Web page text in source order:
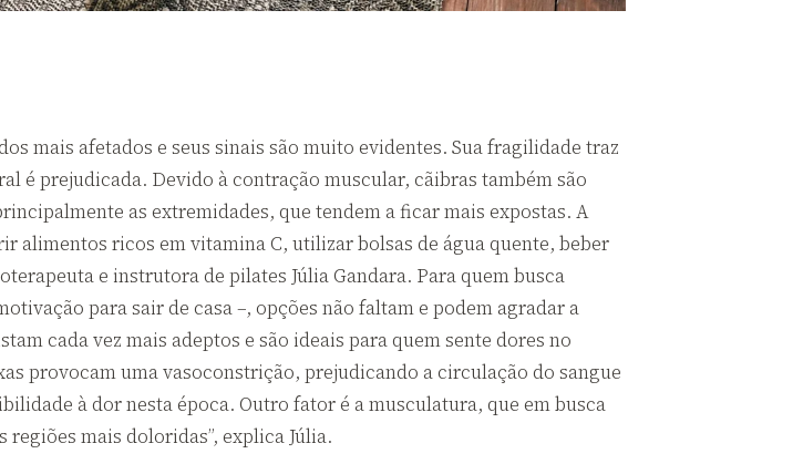
mais afetados e seus sinais são muito evidentes. Sua fragilidade traz
é prejudicada. Devido à contração muscular, cãibras também são
as extremidades, que tendem a ficar mais expostas. A
alimentos ricos em vitamina C, utilizar bolsas de água quente, beber
e instrutora de pilates Júlia Gandara. Para quem busca
para sair de casa –, opções não faltam e podem agradar a
cada vez mais adeptos e são ideais para quem sente dores no
provocam uma vasoconstrição, prejudicando a circulação do sangue
à dor nesta época. Outro fator é a musculatura, que em busca
mais doloridas”, explica Júlia.